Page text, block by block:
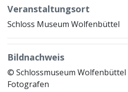
Veranstaltungsort
Schloss Museum Wolfenbüttel
Bildnachweis
© Schlossmuseum Wolfenbüttel
Fotografen